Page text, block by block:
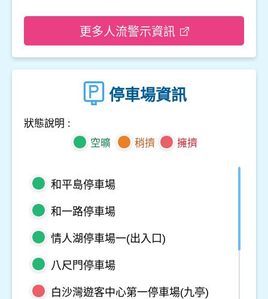
更多人流警示資訊
停車場資訊
狀態說明 :
空曠
稍擠 擁擠
和平島停車場
和一路停車場
情人湖停車場一(出入口)
八尺門停車場
白沙灣遊客中心第一停車場(九亭)